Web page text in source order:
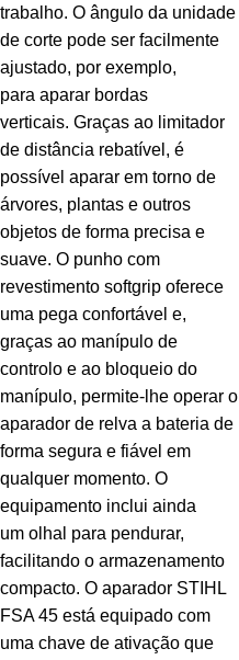
trabalho. O ângulo da unidade
de corte pode ser facilmente
ajustado, por exemplo,
para aparar bordas
verticais. Graças ao limitador
de distância rebatível, é
possível aparar em torno de
árvores, plantas e outros
objetos de forma precisa e
suave. O punho com
revestimento softgrip oferece
uma pega confortável e,
graças ao manípulo de
controlo e ao bloqueio do
manípulo, permite-lhe operar o
aparador de relva a bateria de
forma segura e fiável em
qualquer momento. O
equipamento inclui ainda
um olhal para pendurar,
facilitando o armazenamento
compacto. O aparador STIHL
FSA 45 está equipado com
uma chave de ativação que